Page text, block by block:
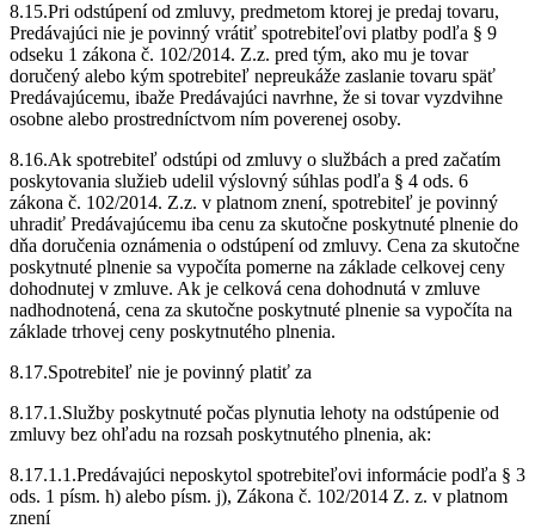
8.15.Pri odstúpení od zmluvy, predmetom ktorej je predaj tovaru,
Predávajúci nie je povinný vrátiť spotrebiteľovi platby podľa § 9
odseku 1 zákona č. 102/2014. Z.z. pred tým, ako mu je tovar
doručený alebo kým spotrebiteľ nepreukáže zaslanie tovaru späť
Predávajúcemu, ibaže Predávajúci navrhne, že si tovar vyzdvihne
osobne alebo prostredníctvom ním poverenej osoby.
8.16.Ak spotrebiteľ odstúpi od zmluvy o službách a pred začatím
poskytovania služieb udelil výslovný súhlas podľa § 4 ods. 6
zákona č. 102/2014. Z.z. v platnom znení, spotrebiteľ je povinný
uhradiť Predávajúcemu iba cenu za skutočne poskytnuté plnenie do
dňa doručenia oznámenia o odstúpení od zmluvy. Cena za skutočne
poskytnuté plnenie sa vypočíta pomerne na základe celkovej ceny
dohodnutej v zmluve. Ak je celková cena dohodnutá v zmluve
nadhodnotená, cena za skutočne poskytnuté plnenie sa vypočíta na
základe trhovej ceny poskytnutého plnenia.
8.17.Spotrebiteľ nie je povinný platiť za
8.17.1.Služby poskytnuté počas plynutia lehoty na odstúpenie od
zmluvy bez ohľadu na rozsah poskytnutého plnenia, ak:
8.17.1.1.Predávajúci neposkytol spotrebiteľovi informácie podľa § 3
ods. 1 písm. h) alebo písm. j), Zákona č. 102/2014 Z. z. v platnom
znení